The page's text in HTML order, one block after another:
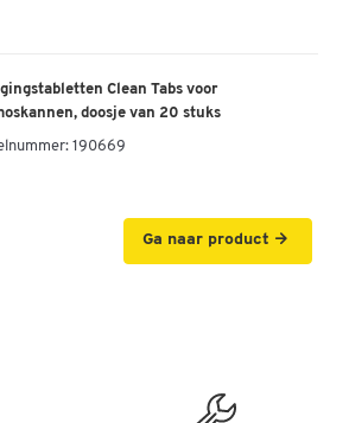
Clean Tabs voor
doosje van 20 stuks
190669
Ga naar product